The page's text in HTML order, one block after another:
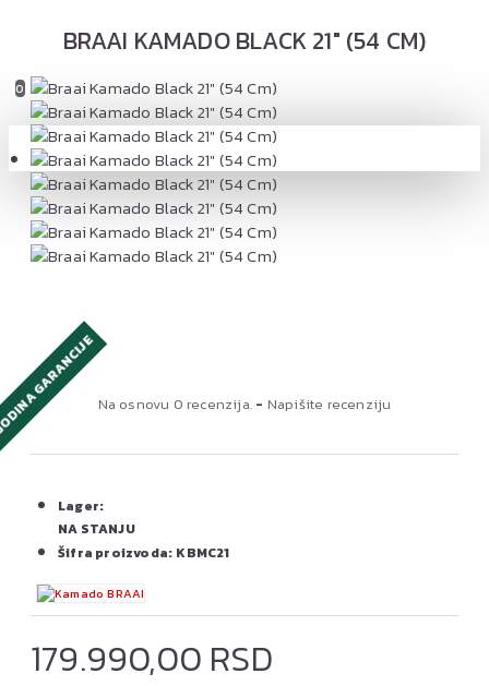
0 proizvod(a) - 0,00 RSD
0
Vaša korpa je još uvek prazna!
BRAAI KAMADO BLACK 21" (54 CM)
GARANCIJENa osnovu 0 recenzija. - Napišite recenziju
179.990,00 RSD
Lager:
NA STANJU
Šifra proizvoda: KBMC21